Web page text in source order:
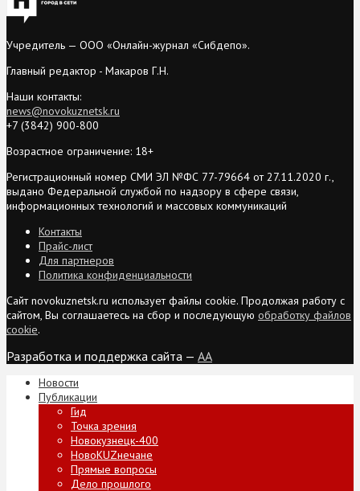
Учредитель — ООО «Онлайн-журнал «Сибдепо».
Главный редактор - Макаров Г.Н.
Наши контакты:
news@novokuznetsk.ru
+7 (3842) 900-800
Возрастное ограничение: 18+
Регистрационный номер СМИ ЭЛ №ФС 77-79664 от 27.11.2020 г.,
выдано Федеральной службой по надзору в сфере связи,
информационных технологий и массовых коммуникаций
Контакты
Прайс-лист
Для партнеров
Политика конфиденциальности
Сайт novokuznetsk.ru использует файлы cookie. Продолжая работу с
сайтом, Вы соглашаетесь на сбор и последующую обработку файлов
cookie.
Разработка и поддержка сайта — AA
Новости
Публикации
Гид
Точка зрения
Новокузнецк-400
НовоKUZнечане
Прямые вопросы
Дело прошлого